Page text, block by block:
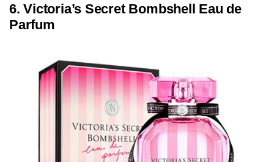
6. Victoria’s Secret Bombshell Eau de
Parfum